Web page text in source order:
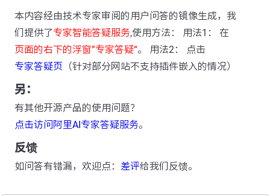
本内容经由技术专家审阅的用户问答的镜像生成，我
们提供了专家智能答疑服务,使用方法： 用法1： 在
页面的右下的浮窗”专家答疑“。 用法2： 点击
专家答疑页 （针对部分网站不支持插件嵌入的情况）
另：
有其他开源产品的使用问题？
点击访问阿里AI专家答疑服务。
反馈
如问答有错漏，欢迎点： 差评给我们反馈。